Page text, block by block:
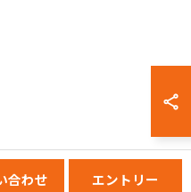
合わせ エントリー